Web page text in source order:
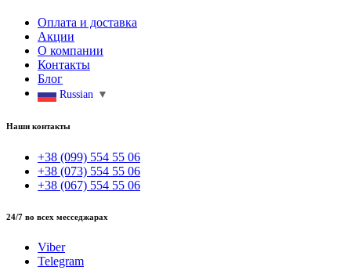
Оплата и доставка
Акции
О компании
Контакты
Блог
Russian ▼
Наши контакты
+38 (099) 554 55 06
+38 (073) 554 55 06
+38 (067) 554 55 06
24/7 во всех месседжарах
Viber
Telegram